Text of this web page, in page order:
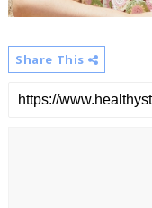
Share This